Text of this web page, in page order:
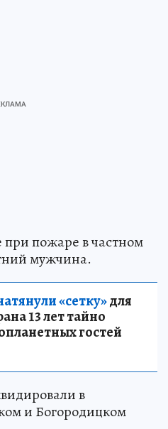
пожаре в частном
мужчина.
«сетку»для
13 лет тайно
гостей
в
и Богородицком